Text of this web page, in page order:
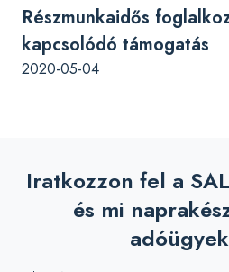
Részmunkaidős
kapcsolódó támogatás
2020-05-04
Iratkozzon fel a
és mi